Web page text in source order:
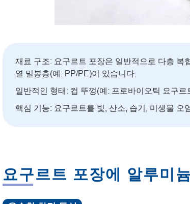
재료 구조: 요구르트 포장은 일반적으로 다층 복
열 밀봉층(예: PP/PE)이 있습니다.
일반적인 형태: 컵 뚜껑(예: 프로바이오틱 요구
핵심 기능: 요구르트를 빛, 산소, 습기, 미생물 오
요구르트 포장에 알루미